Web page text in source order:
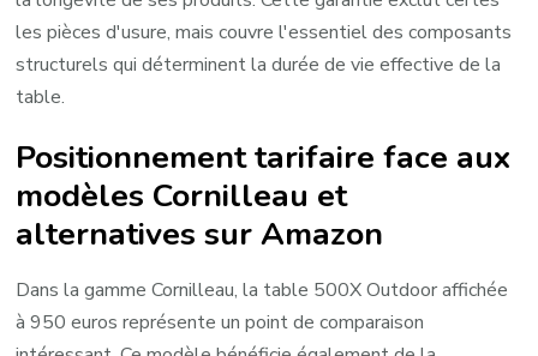
les pièces d'usure, mais couvre l'essentiel des composants
structurels qui déterminent la durée de vie effective de la
table.
Positionnement tarifaire face aux
modèles Cornilleau et
alternatives sur Amazon
Dans la gamme Cornilleau, la table 500X Outdoor affichée
à 950 euros représente un point de comparaison